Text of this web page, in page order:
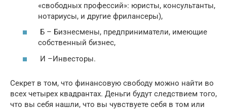
«свободных профессий»: юристы, консультанты,
нотариусы, и другие фрилансеры),
Б – Бизнесмены, предприниматели, имеющие
собственный бизнес,
И –Инвесторы.
Секрет в том, что финансовую свободу можно найти во
всех четырех квадрантах. Деньги будут следствием того,
что вы себя нашли, что вы чувствуете себя в том или